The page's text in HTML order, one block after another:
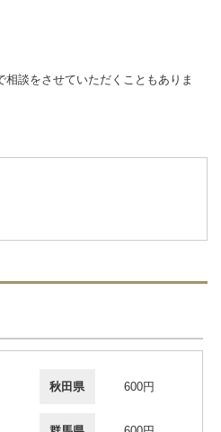
談をさせていただくこともありま
秋田県 600円